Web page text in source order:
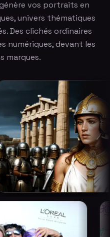
vos portraits en
univers thématiques
Des clichés ordinaires
numériques, devant les
marques.